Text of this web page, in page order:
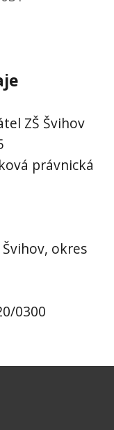
ZŠ Švihov
právnická
okres
0300